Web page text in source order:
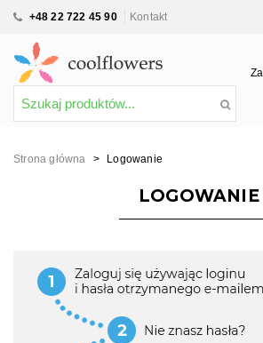
+48 22 722 45 90 Kontakt
Strona główna > Logowanie
LOGOWANIE